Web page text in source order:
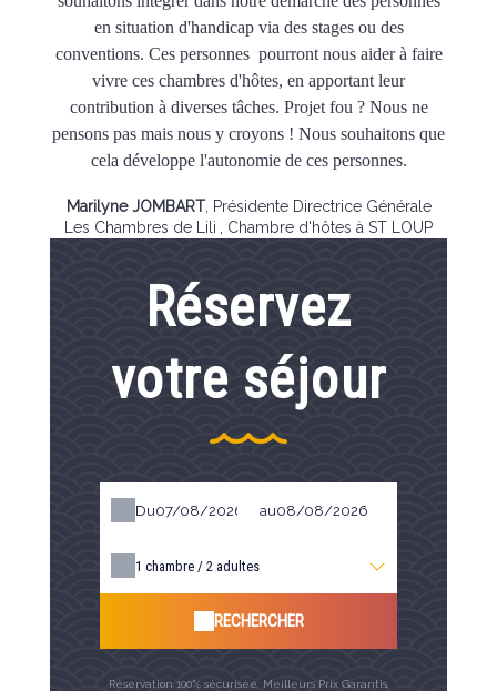
en situation d'handicap via des stages ou des
conventions. Ces personnes pourront nous aider à faire
vivre ces chambres d'hôtes, en apportant leur
contribution à diverses tâches. Projet fou ? Nous ne
pensons pas mais nous y croyons ! Nous souhaitons que
cela développe l'autonomie de ces personnes.
Marilyne JOMBART, Présidente Directrice Générale
Les Chambres de Lili
, Chambre d'hôtes à ST LOUP
Réservez
votre séjour
Du au
1 chambre / 2 adultes
RECHERCHER
Réservation 100% sécurisée, Meilleurs Prix Garantis,